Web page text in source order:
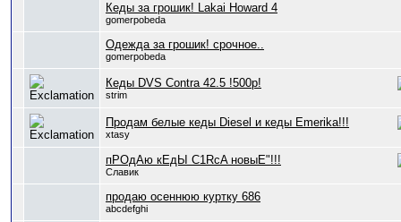
Кеды за грошик! Lakai Howard 4
gomerpobeda
Одежда за грошик! срочное..
gomerpobeda
Кеды DVS Contra 42.5 !500р!
strim
Продам белые кеды Diesel и кеды Emerika!!!
xtasy
пРОдАю кЕдЫ C1RcA новыЕ"!!!
Славик
продаю осеннюю куртку 686
abcdefghi